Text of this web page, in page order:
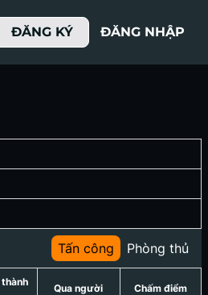
ĐĂNG KÝ ĐĂNG NHẬP
Tấn công Phòng thủ
Qua người Chấm điểm